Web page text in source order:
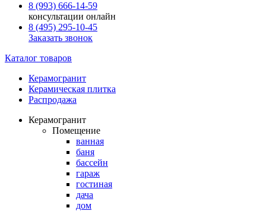
8 (993) 666-14-59
консультации онлайн
8 (495) 295-10-45
Заказать звонок
Каталог товаров
Керамогранит
Керамическая плитка
Распродажа
Керамогранит
Помещение
ванная
баня
бассейн
гараж
гостиная
дача
дом